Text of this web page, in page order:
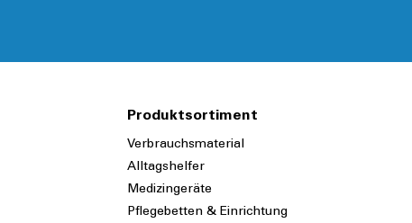
Produktsortiment
Verbrauchsmaterial
Alltagshelfer
Medizingeräte
Pflegebetten & Einrichtung